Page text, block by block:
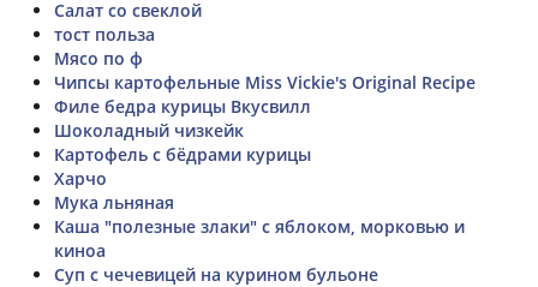
Салат со свеклой
тост польза
Мясо по ф
Чипсы картофельные Miss Vickie's Original Recipe
Филе бедра курицы Вкусвилл
Шоколадный чизкейк
Картофель с бёдрами курицы
Харчо
Мука льняная
Каша "полезные злаки" с яблоком, морковью и
киноа
Суп с чечевицей на курином бульоне